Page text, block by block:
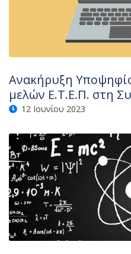
Ανακήρυξη
μελών Ε.Τ.Ε.Π. στη
12 Ιουνίου 2023